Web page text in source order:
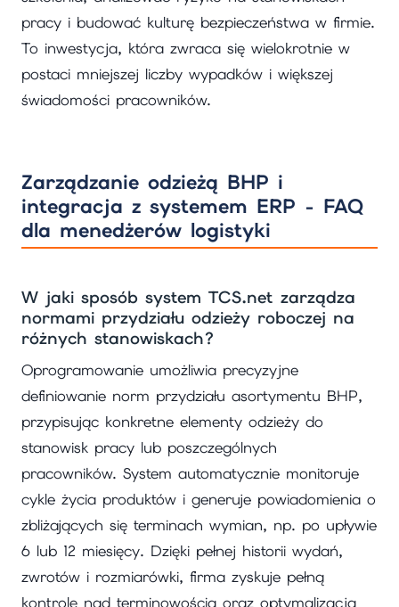
pracy i budować kulturę bezpieczeństwa w firmie.
To inwestycja, która zwraca się wielokrotnie w
postaci mniejszej liczby wypadków i większej
świadomości pracowników.
Zarządzanie odzieżą BHP i
integracja z systemem ERP - FAQ
dla menedżerów logistyki
W jaki sposób system TCS.net zarządza
normami przydziału odzieży roboczej na
różnych stanowiskach?
Oprogramowanie umożliwia precyzyjne
definiowanie norm przydziału asortymentu BHP,
przypisując konkretne elementy odzieży do
stanowisk pracy lub poszczególnych
pracowników. System automatycznie monitoruje
cykle życia produktów i generuje powiadomienia o
zbliżających się terminach wymian, np. po upływie
6 lub 12 miesięcy. Dzięki pełnej historii wydań,
zwrotów i rozmiarówki, firma zyskuje pełną
kontrolę nad terminowością oraz optymalizacją